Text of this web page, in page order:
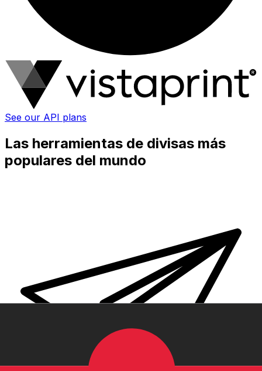
See our API plans
Las herramientas de divisas más
populares del mundo